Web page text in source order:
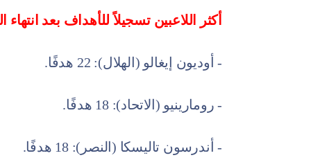
أكثر اللاعبين تسجيلاً للأهداف بعد انتهاء
- أوديون إيغالو (الهلال): 22 هدفًا.
- رومارينيو (الاتحاد): 18 هدفًا.
- أندرسون تاليسكا (النصر): 18 هدفًا.